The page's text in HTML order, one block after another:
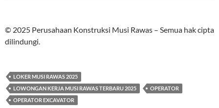
© 2025 Perusahaan Konstruksi Musi Rawas – Semua hak cipta
dilindungi.
LOKER MUSI RAWAS 2025
LOWONGAN KERJA MUSI RAWAS TERBARU 2025
OPERATOR
OPERATOR EXCAVATOR